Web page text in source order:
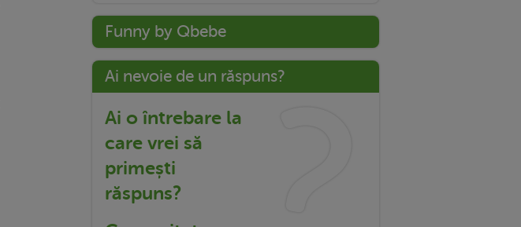
Funny by Qbebe
Ai nevoie de un răspuns?
Ai o întrebare la
care vrei să
primești
răspuns?